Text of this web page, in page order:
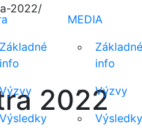
2022/
Základné
info
Výzvy
Výsledky
MEDIA
Základné
info
Výzvy
Výsledky
2022